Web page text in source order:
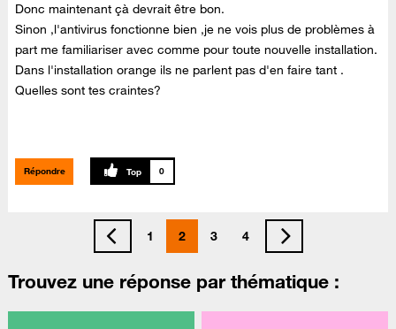
Donc maintenant çà devrait être bon.
Sinon ,l'antivirus fonctionne bien ,je ne vois plus de problèmes à
part me familiariser avec comme pour toute nouvelle installation.
Dans l'installation orange ils ne parlent pas d'en faire tant .
Quelles sont tes craintes?
Répondre 0
1 2 3 4
Trouvez une réponse par thématique :